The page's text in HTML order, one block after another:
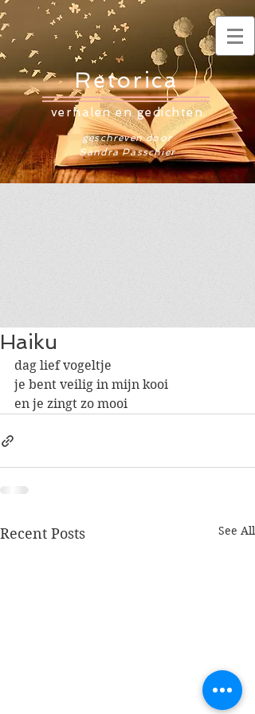
Retorica
verhalen en gedichten
geschreven door
Sandra Passchier
Haiku
dag lief vogeltje
je bent veilig in mijn kooi
en je zingt zo mooi
Recent Posts See All